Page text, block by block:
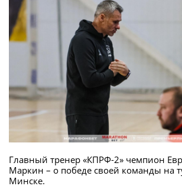
Главный тренер «КПРФ-2» чемпион
Маркин – о победе своей команды на
Минске.